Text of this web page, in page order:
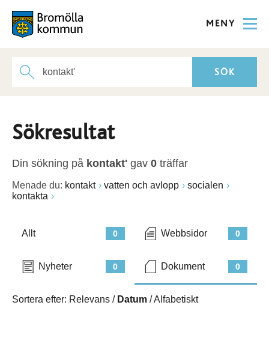
MENY
Sökresultat
Din sökning på kontakt' gav 0 träffar
Menade du: kontakt vatten och avlopp
socialen
kontakta
0
Allt 0
Webbsidor
0
Nyheter 0
Dokument
Sortera efter: Relevans / Datum /Alfabetiskt